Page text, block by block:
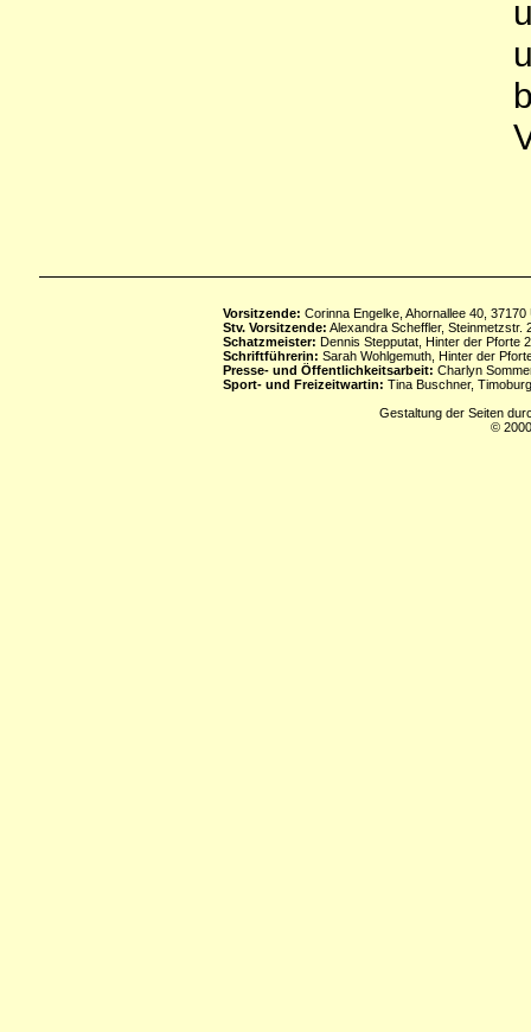
Vorsitzende: Corinna Engelke, Ahornallee 40,
Stv. Vorsitzende: Alexandra Scheffler, Steinmetzstr.
Schatzmeister: Dennis Stepputat, Hinter der Pforte
Schriftführerin: Sarah Wohlgemuth, Hinter der
Presse- und Öffentlichkeitsarbeit: Charlyn
Sport- und Freizeitwartin: Tina Buschner,
Gestaltung der Seiten
©